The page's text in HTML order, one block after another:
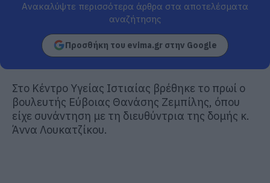
Ανακαλύψτε περισσότερα άρθρα στα αποτελέσματα
αναζήτησης
Προσθήκη του evima.gr στην Google
Στο Κέντρο Υγείας Ιστιαίας βρέθηκε το πρωί ο
βουλευτής Εύβοιας Θανάσης Ζεμπίλης, όπου
είχε συνάντηση με τη διευθύντρια της δομής κ.
Άννα Λουκατζίκου.